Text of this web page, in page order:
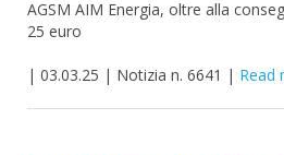
AGSM AIM Energia, oltre alla
25 euro
| 03.03.25 | Notizia n. 6641 | Read